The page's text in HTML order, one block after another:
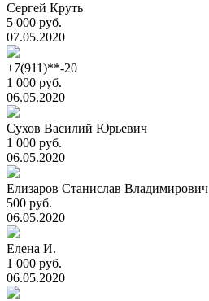
Сергей Круть
5 000 руб.
07.05.2020
+7(911)**-20
1 000 руб.
06.05.2020
Сухов Василий Юрьевич
1 000 руб.
06.05.2020
Елизаров Станислав Владимирович
500 руб.
06.05.2020
Елена И.
1 000 руб.
06.05.2020